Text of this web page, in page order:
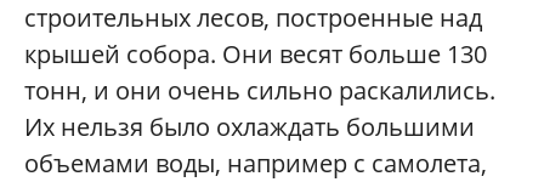
строительных лесов, построенные над
крышей собора. Они весят больше 130
тонн, и они очень сильно раскалились.
Их нельзя было охлаждать большими
объемами воды, например с самолета,